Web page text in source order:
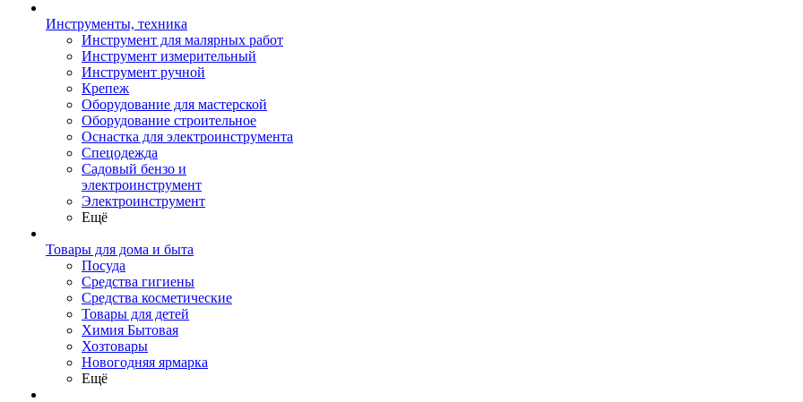
Инструменты, техника
Инструмент для малярных работ
Инструмент измерительный
Инструмент ручной
Крепеж
Оборудование для мастерской
Оборудование строительное
Оснастка для электроинструмента
Спецодежда
Садовый бензо и
электроинструмент
Электроинструмент
Ещё
Товары для дома и быта
Посуда
Средства гигиены
Средства косметические
Товары для детей
Химия Бытовая
Хозтовары
Новогодняя ярмарка
Ещё